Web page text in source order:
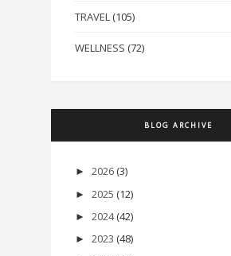
TRAVEL (105)
WELLNESS (72)
BLOG ARCHIVE
► 2026 (3)
► 2025 (12)
► 2024 (42)
► 2023 (48)